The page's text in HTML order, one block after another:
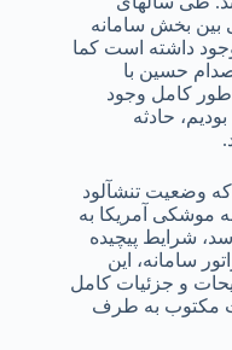
بین بخش سامانه
داشته است کما
حسین با
طور کامل وجود
حادثه
وضعیت تنش­آلود
موشکی آمریکا به
شرایط پیچیده
سامانه، این
و جزئیات کامل
مکتوب به طرف